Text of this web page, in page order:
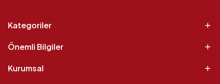
Kategoriler
Önemli Bilgiler
Kurumsal